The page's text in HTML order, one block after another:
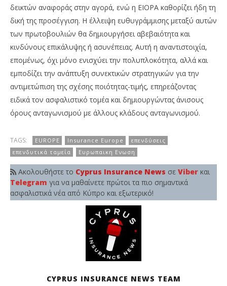
δεικτών αναφοράς στην αγορά, ενώ η EIOPA καθορίζει ήδη τη
δική της προσέγγιση. Η έλλειψη ευθυγράμμισης μεταξύ αυτών
των πρωτοβουλιών θα δημιουργήσει αβεβαιότητα και
κινδύνους επικάλυψης ή ασυνέπειας. Αυτή η αναντιστοιχία,
επομένως, όχι μόνο ενισχύει την πολυπλοκότητα, αλλά και
εμποδίζει την ανάπτυξη συνεκτικών στρατηγικών για την
αντιμετώπιση της σχέσης ποιότητας-τιμής, επηρεάζοντας
ειδικά τον ασφαλιστικό τομέα και δημιουργώντας άνισους
όρους ανταγωνισμού με άλλους κλάδους ανταγωνισμού.
TAGS: EUROPE Insurance Europe
επενδύσεις
επενδυτικά ταμεία
Ευρωπαικη Ενωση
Ακολουθήστε το Cyprus Insurance News σε Viber και
Telegram για να μαθαίνετε πρώτοι τα πιο σημαντικά
ασφαλιστικά νέα από Κύπρο και εξωτερικό!
CYPRUS INSURANCE NEWS TEAM